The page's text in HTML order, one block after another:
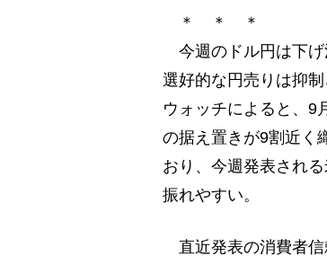
＊ ＊ ＊
今週のドル円は下げ
選好的な円売りは抑
ウォッチによると、9
の据え置きが9割近く
おり、今週発表され
振れやすい。
直近発表の消費者信